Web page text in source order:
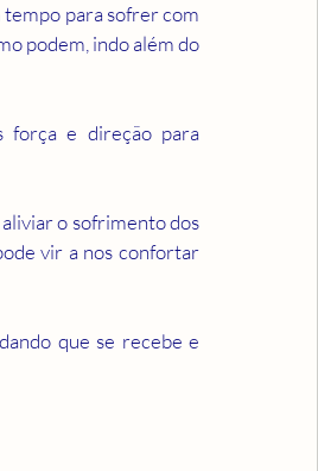
tempo para sofrer com
podem, indo além do
força e direção para
o sofrimento dos
vir a nos confortar
que se recebe e